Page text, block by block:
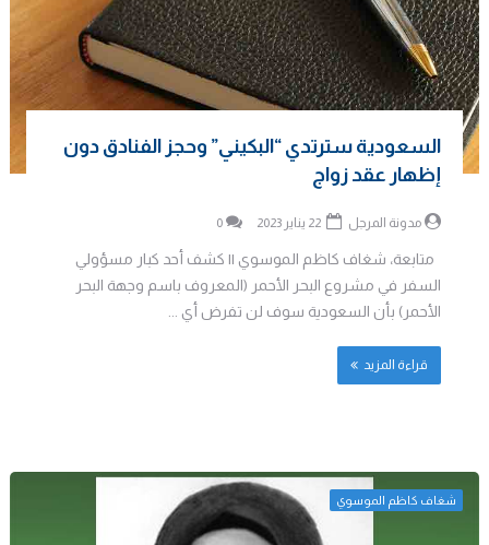
السعودية سترتدي “البكيني” وحجز الفنادق دون
إظهار عقد زواج
مدونة المرجل 0
متابعة، شغاف كاظم الموسوي || كشف أحد كبار مسؤولي
السفر في مشروع البحر الأحمر (المعروف باسم وجهة البحر
الأحمر) بأن السعودية سوف لن تفرض أي ...
قراءة المزيد
شغاف كاظم الموسوي